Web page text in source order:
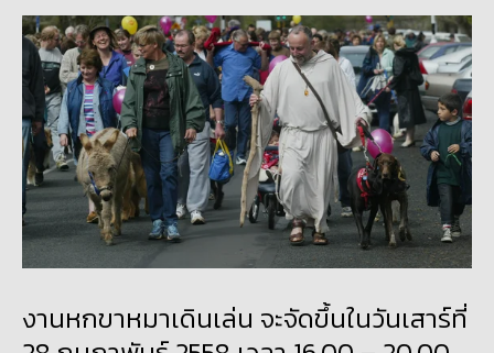
งานหกขาหมาเดินเล่น จะจัดขึ้นในวันเสาร์ที่